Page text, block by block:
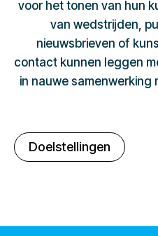
voor het tonen van hun
van wedstrijden,
nieuwsbrieven of
contact kunnen leggen
in nauwe samenwerking
Doelstellingen